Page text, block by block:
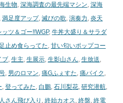
生物, 深海調査の最先端マシン, 深海
, 満足度アップ, 滅びの歌, 演奏力, 炎天
ツ＆ゴー!!WGP, 牛丼大盛り＆サラダ
止め食らってた, 甘い匂いポップコー
ブ, 生主, 生展示, 生影山さん, 生放送,
, 男のロマン, 痛Gふぇすた, 痛バイク ,
, 登ってみた, 白鵬, 石川梨花, 研究潜航,
さん飛び入り , 終始カオス, 終盤, 終電